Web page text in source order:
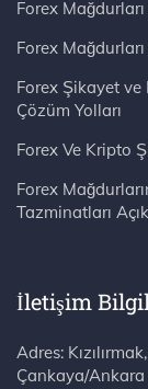
Forex
Forex
Forex Şikayet ve
Çözüm Yolları
Forex Ve Kripto
Forex
Tazminatları
İletişim
Adres: Kızılırmak,